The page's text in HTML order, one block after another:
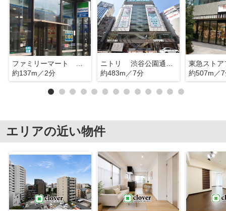
約137m／2分
約483m／7分
約507m／
エリアの近い物件